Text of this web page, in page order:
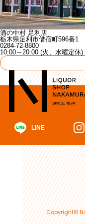
酒の中村 足利店
栃木県足利市借宿町596番1
0284-72-8800
10:00～20:00 (火、水曜定休)
LINE
Copyright©